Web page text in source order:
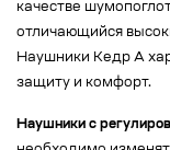
качестве
отличающийся
Наушники Кедр А
защиту и комфорт.
Наушники с